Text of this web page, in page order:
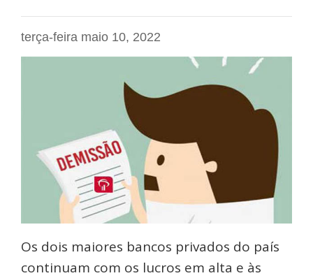
terça-feira maio 10, 2022
Os dois maiores bancos privados do país
continuam com os lucros em alta e às